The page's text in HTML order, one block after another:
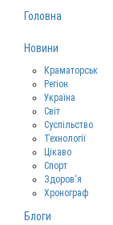
Головна
Новини
Краматорськ
Регіон
Україна
Світ
Суспільство
Технології
Цікаво
Спорт
Здоров‘я
Хронограф
Блоги